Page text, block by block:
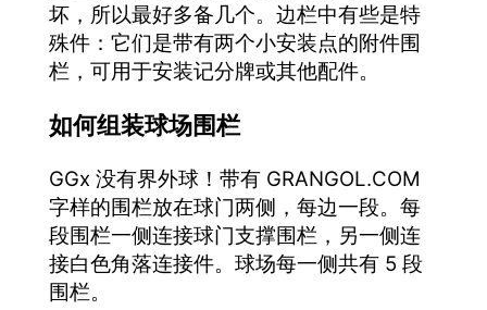
坏，所以最好多备几个。边栏中有些是特
殊件：它们是带有两个小安装点的附件围
栏，可用于安装记分牌或其他配件。
如何组装球场围栏
GGx 没有界外球！带有 GRANGOL.COM
字样的围栏放在球门两侧，每边一段。每
段围栏一侧连接球门支撑围栏，另一侧连
接白色角落连接件。球场每一侧共有 5 段
围栏。